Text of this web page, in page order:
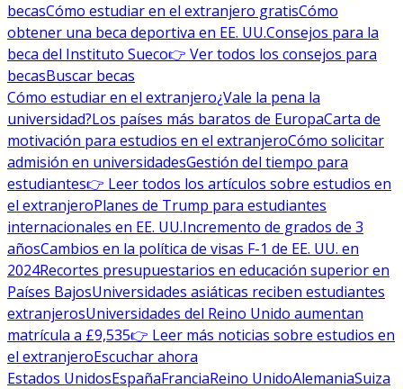
becasCómo estudiar en el extranjero gratisCómo
obtener una beca deportiva en EE. UU.Consejos para la
beca del Instituto Sueco👉 Ver todos los consejos para
becasBuscar becas
Cómo estudiar en el extranjero¿Vale la pena la
universidad?Los países más baratos de EuropaCarta de
motivación para estudios en el extranjeroCómo solicitar
admisión en universidadesGestión del tiempo para
estudiantes👉 Leer todos los artículos sobre estudios en
el extranjeroPlanes de Trump para estudiantes
internacionales en EE. UU.Incremento de grados de 3
añosCambios en la política de visas F-1 de EE. UU. en
2024Recortes presupuestarios en educación superior en
Países BajosUniversidades asiáticas reciben estudiantes
extranjerosUniversidades del Reino Unido aumentan
matrícula a £9,535👉 Leer más noticias sobre estudios en
el extranjeroEscuchar ahora
Estados UnidosEspañaFranciaReino UnidoAlemaniaSuiza